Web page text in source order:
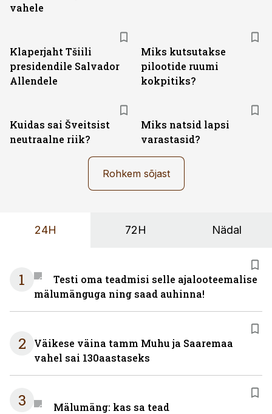
vahele
Klaperjaht Tšiili
presidendile Salvador
Allendele
Miks kutsutakse
pilootide ruumi
kokpitiks?
Kuidas sai Šveitsist
neutraalne riik?
Miks natsid lapsi
varastasid?
Rohkem sõjast
24H 72H Nädal
1
Testi oma teadmisi selle ajalooteemalise
mälumänguga ning saad auhinna!
2
Väikese väina tamm Muhu ja Saaremaa
vahel sai 130aastaseks
3 Mälumäng: kas sa tead